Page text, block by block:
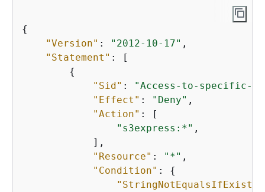
{
"Version" : "2012-10-17" ,
"Statement" : [
{
"Sid" :
"Access-to-specific-
"Effect" : "Deny" ,
"Action" : [
"s3express:*" ,
            ],
"Resource" : "*" ,
"Condition" : {
"StringNotEqualsIfExists"